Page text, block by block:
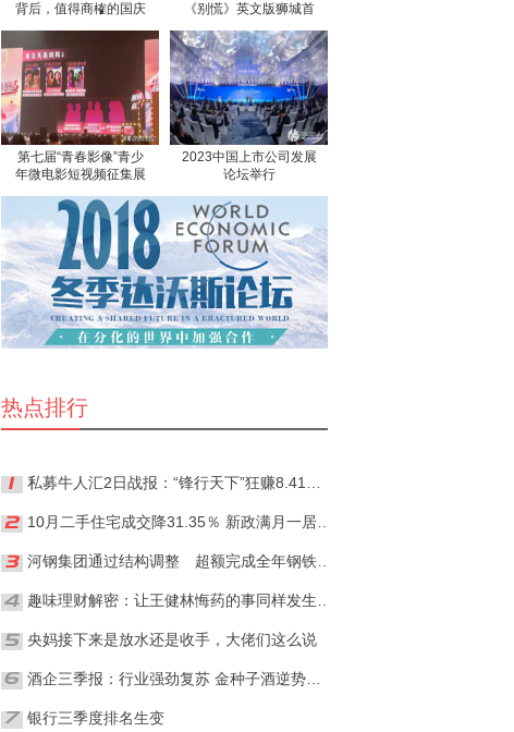
背后，值得商榷的国庆
《别慌》英文版狮城首
第七届“青春影像”青少
年微电影短视频征集展
2023中国上市公司发展
论坛举行
热点排行
央妈接下来是放水还是收手，大佬们这么说
银行三季度排名生变